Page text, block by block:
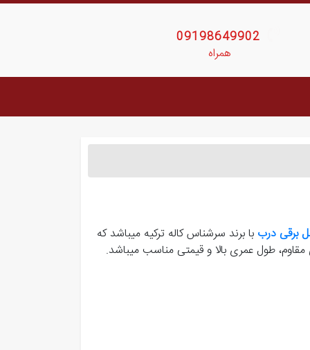
09198649902
همراه
برقی درب با برند سرشناس کاله ترکیه میباشد که
طول عمری بالا و قیمتی مناسب میباشد.